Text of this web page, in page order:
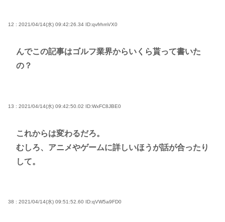
12 : 2021/04/14(水) 09:42:26.34 ID:qvfrhmVX0
んでこの記事はゴルフ業界からいくら貰って書いた
の？
13 : 2021/04/14(水) 09:42:50.02 ID:WxFC8JBE0
これからは変わるだろ。
むしろ、アニメやゲームに詳しいほうが話が合ったり
して。
38 : 2021/04/14(水) 09:51:52.60 ID:qVW5a9FD0